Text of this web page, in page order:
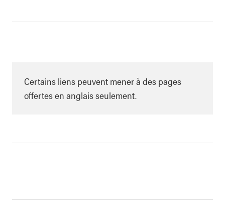
Certains liens peuvent mener à des pages
offertes en anglais seulement.